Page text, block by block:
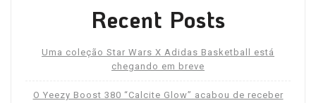
Recent Posts
Uma coleção Star Wars X Adidas Basketball está
chegando em breve
O Yeezy Boost 380 “Calcite Glow” acabou de receber